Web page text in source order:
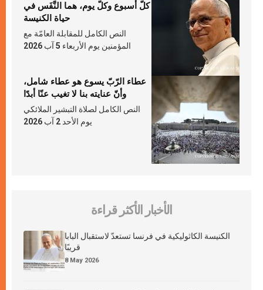
كلّ أسبوع وكلّ يوم، هما النَّفَس في
حياة الكنيسة
النص الكامل للمقابلة العامّة مع
المؤمنين يوم الأربعاء 5 آب 2026
عطاء الرّبّ يسوع هو عطاء شامل،
وأنّ عنايته بنا لا تغيب عنّا أبدًا
النص الكامل لصلاة التبشير الملائكي
يوم الأحد 2 آب 2026
الأخبار الأكثر قراءة
الكنيسة الكاثوليكية في فرنسا تستعدّ لاستقبال البابا
قريبًا
8 May 2026